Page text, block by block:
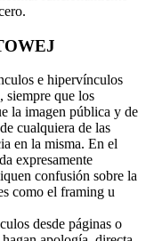
e hipervínculos
siempre que los
la imagen pública y de
cualquiera de las
en la misma. En el
expresamente
confusión sobre la
como el framing u
desde páginas o